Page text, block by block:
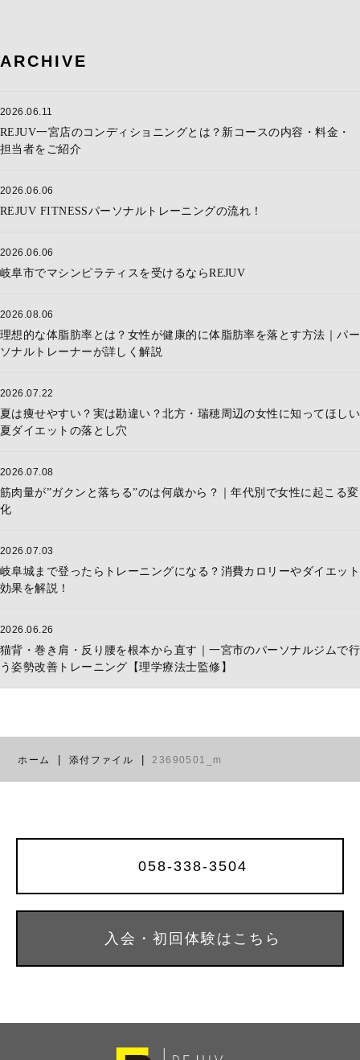
ARCHIVE
2026.06.11
REJUV一宮店のコンディショニングとは？新コースの内容・料金・
担当者をご紹介
2026.06.06
REJUV FITNESSパーソナルトレーニングの流れ！
2026.06.06
岐阜市でマシンピラティスを受けるならREJUV
2026.08.06
理想的な体脂肪率とは？女性が健康的に体脂肪率を落とす方法｜パー
ソナルトレーナーが詳しく解説
2026.07.22
夏は痩せやすい？実は勘違い？北方・瑞穂周辺の女性に知ってほしい
夏ダイエットの落とし穴
2026.07.08
筋肉量が”ガクンと落ちる”のは何歳から？｜年代別で女性に起こる変
化
2026.07.03
岐阜城まで登ったらトレーニングになる？消費カロリーやダイエット
効果を解説！
2026.06.26
猫背・巻き肩・反り腰を根本から直す｜一宮市のパーソナルジムで行
う姿勢改善トレーニング【理学療法士監修】
ホーム 添付ファイル 23690501_m
058-338-3504
入会・初回体験はこちら